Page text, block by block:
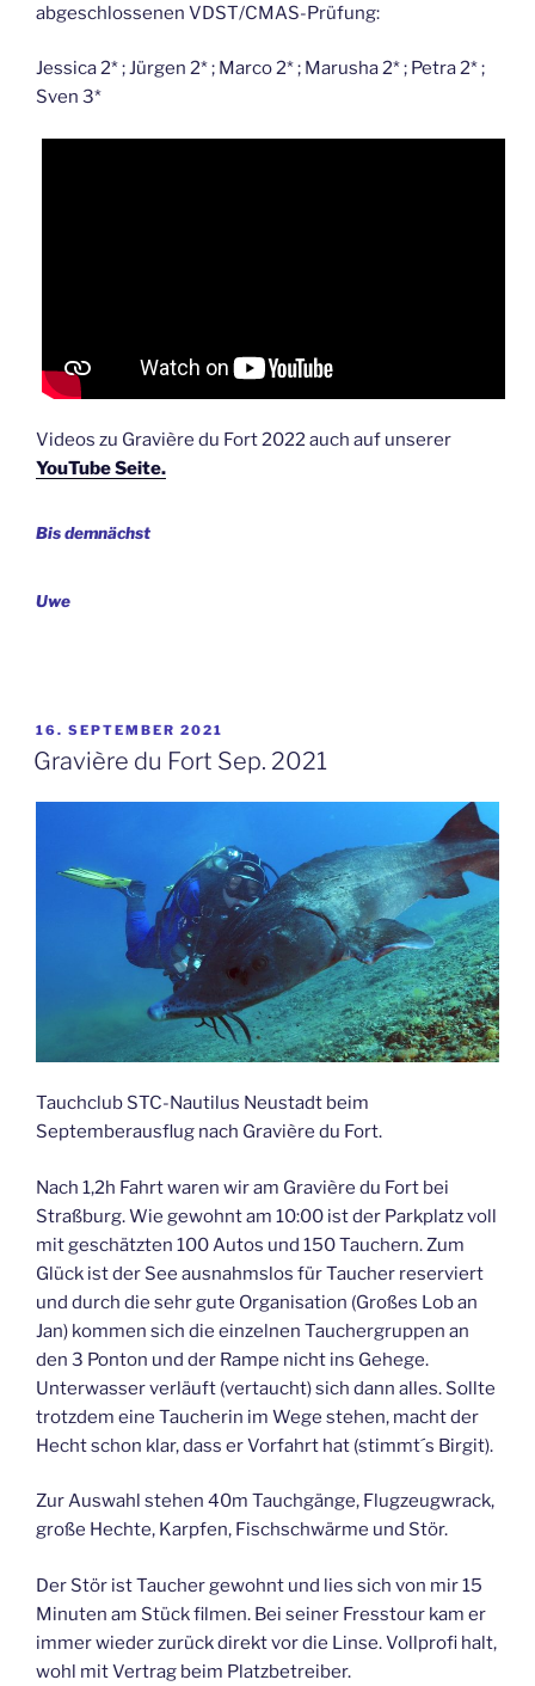
abgeschlossenen VDST/CMAS-Prüfung:
Jessica 2* ; Jürgen 2* ; Marco 2* ; Marusha 2* ; Petra 2* ;
Sven 3*
Videos zu Gravière du Fort 2022 auch auf unserer
YouTube Seite.
Bis demnächst
Uwe
VERÖFFENTLICHT
AM
16. SEPTEMBER 2021
Gravière du Fort Sep. 2021
Tauchclub STC-Nautilus Neustadt beim
Septemberausflug nach Gravière du Fort.
Nach 1,2h Fahrt waren wir am Gravière du Fort bei
Straßburg. Wie gewohnt am 10:00 ist der Parkplatz voll
mit geschätzten 100 Autos und 150 Tauchern. Zum
Glück ist der See ausnahmslos für Taucher reserviert
und durch die sehr gute Organisation (Großes Lob an
Jan) kommen sich die einzelnen Tauchergruppen an
den 3 Ponton und der Rampe nicht ins Gehege.
Unterwasser verläuft (vertaucht) sich dann alles. Sollte
trotzdem eine Taucherin im Wege stehen, macht der
Hecht schon klar, dass er Vorfahrt hat (stimmt´s Birgit).
Zur Auswahl stehen 40m Tauchgänge, Flugzeugwrack,
große Hechte, Karpfen, Fischschwärme und Stör.
Der Stör ist Taucher gewohnt und lies sich von mir 15
Minuten am Stück filmen. Bei seiner Fresstour kam er
immer wieder zurück direkt vor die Linse. Vollprofi halt,
wohl mit Vertrag beim Platzbetreiber.